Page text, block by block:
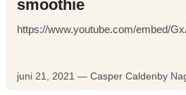
smoothie
https://www.youtube.com/embed/
juni 21, 2021 — Casper Caldenby